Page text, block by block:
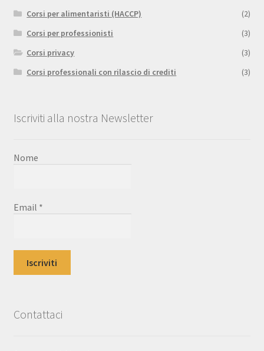
Corsi per alimentaristi (HACCP)
(2)
Corsi per professionisti
(3)
Corsi privacy
(3)
Corsi professionali con rilascio di crediti
(3)
Iscriviti alla nostra Newsletter
Nome
Email *
Contattaci